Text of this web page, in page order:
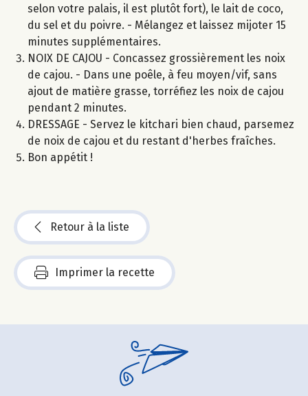
selon votre palais, il est plutôt fort), le lait de coco,
du sel et du poivre. - Mélangez et laissez mijoter 15
minutes supplémentaires.
NOIX DE CAJOU - Concassez grossièrement les noix
de cajou. - Dans une poêle, à feu moyen/vif, sans
ajout de matière grasse, torréfiez les noix de cajou
pendant 2 minutes.
DRESSAGE - Servez le kitchari bien chaud, parsemez
de noix de cajou et du restant d'herbes fraîches.
Bon appétit !
Retour à la liste
Imprimer la recette